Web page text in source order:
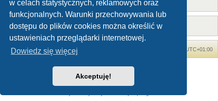
w celach statystycznych, reklamowych oraz
funkcjonalnych. Warunki przechowywania lub
dostępu do plików cookies można określić w
ustawieniach przeglądarki internetowej.
Dowiedz się więcej
Akceptuję!
Forum Dinozaury.com UTC+01:00
Dinozaury.com© 2006-2020
Technologię dostarczaphpBB® Forum Software © phpBB Limited
Polski pakiet językowy dostarcza